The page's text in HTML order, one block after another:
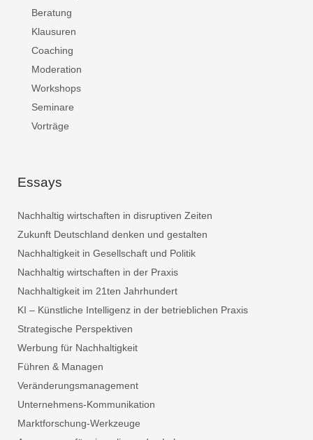
Beratung
Klausuren
Coaching
Moderation
Workshops
Seminare
Vorträge
Essays
Nachhaltig wirtschaften in disruptiven Zeiten
Zukunft Deutschland denken und gestalten
Nachhaltigkeit in Gesellschaft und Politik
Nachhaltig wirtschaften in der Praxis
Nachhaltigkeit im 21ten Jahrhundert
KI – Künstliche Intelligenz in der betrieblichen Praxis
Strategische Perspektiven
Werbung für Nachhaltigkeit
Führen & Managen
Veränderungsmanagement
Unternehmens-Kommunikation
Marktforschung-Werkzeuge